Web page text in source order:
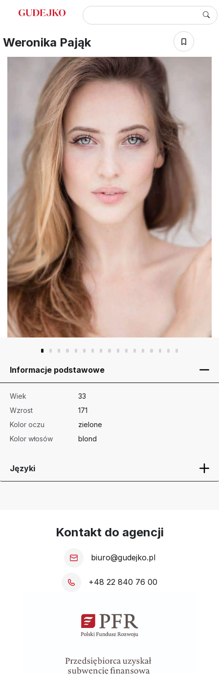
Weronika Pająk
Informacje podstawowe
Wiek
33
Wzrost
171
Kolor oczu
zielone
Kolor włosów
blond
Języki
Kontakt do agencji
biuro@gudejko.pl
+48 22 840 76 00